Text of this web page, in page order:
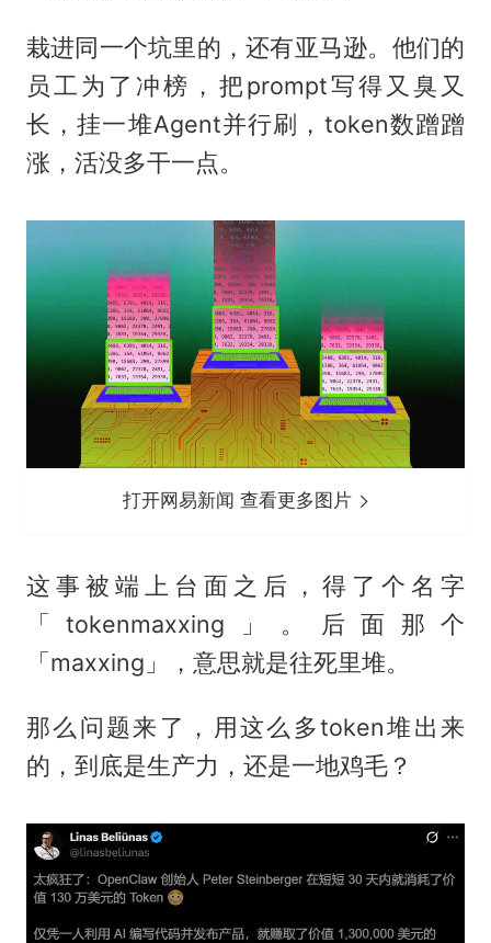
栽进同一个坑里的，还有亚马逊。他们的
员工为了冲榜，把prompt写得又臭又
长，挂一堆Agent并行刷，token数蹭蹭
涨，活没多干一点。
打开网易新闻 查看更多图片
这事被端上台面之后，得了个名字
「tokenmaxxing」。后面那个
「maxxing」，意思就是往死里堆。
那么问题来了，用这么多token堆出来
的，到底是生产力，还是一地鸡毛？